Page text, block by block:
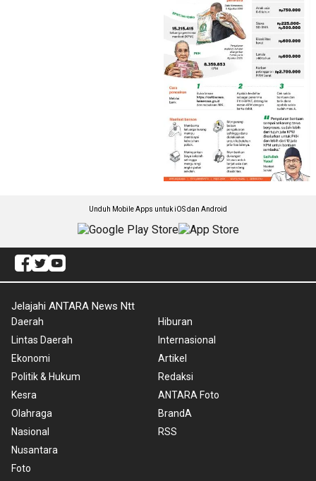
Unduh Mobile Apps untuk iOS dan Android
Jelajahi ANTARA News Ntt
Daerah
Lintas Daerah
Ekonomi
Politik & Hukum
Kesra
Olahraga
Nasional
Nusantara
Foto
Hiburan
Internasional
Artikel
Redaksi
ANTARA Foto
BrandA
RSS